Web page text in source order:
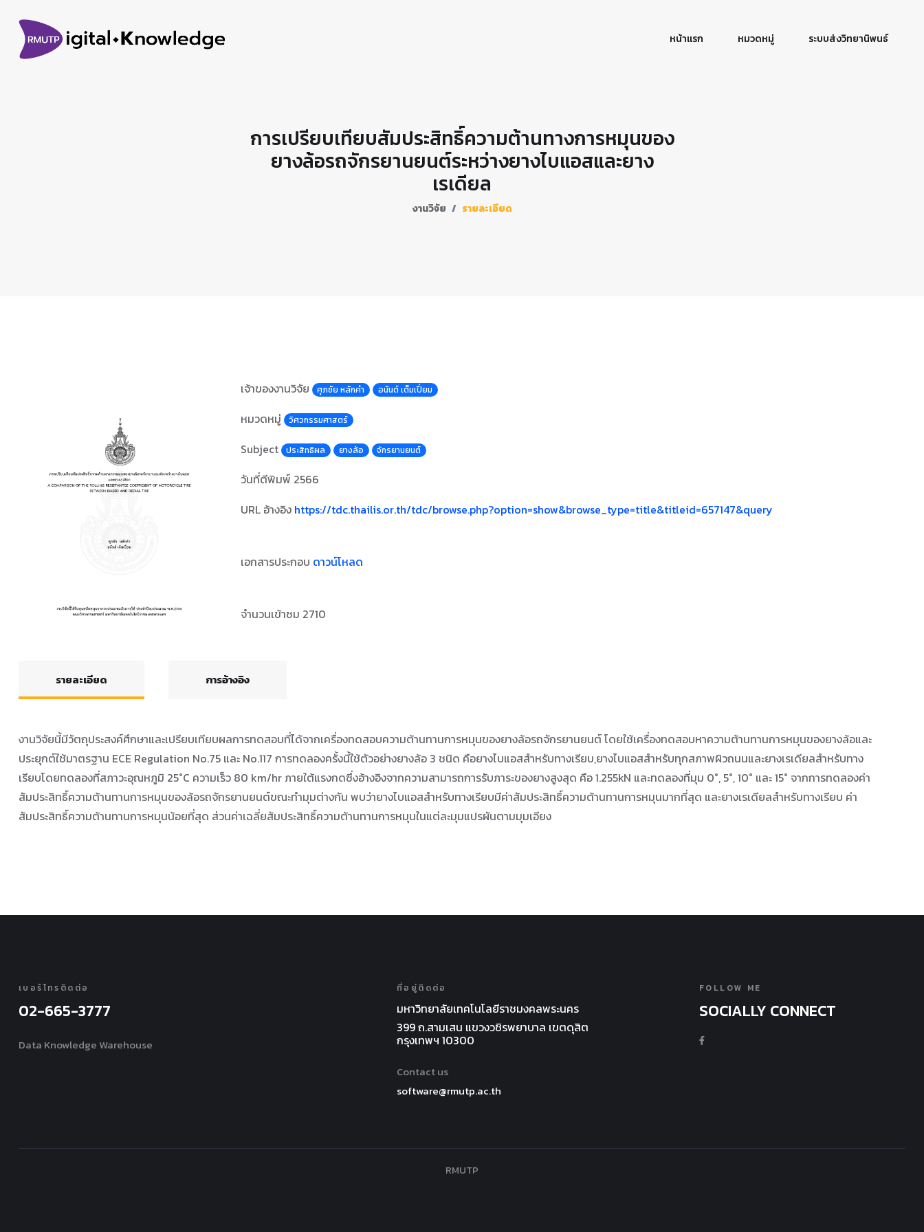
หน้าแรก หมวดหมู่ ระบบส่งวิทยานิพนธ์
การเปรียบเทียบสัมประสิทธิ์ความต้านทางการหมุนของ
ยางล้อรถจักรยานยนต์ระหว่างยางไบแอสและยาง
เรเดียล
งานวิจัย รายละเอียด
เจ้าของงานวิจัย ศุภชัย หลักคำ อนันต์ เต็มเปี่ยม
หมวดหมู่ วิศวกรรมศาสตร์
Subject ประสิทธิผล ยางล้อ จักรยานยนต์
วันที่ตีพิมพ์ 2566
URL อ้างอิง https://tdc.thailis.or.th/tdc/browse.php?option=show&browse_type=title&titleid=657147&query
เอกสารประกอบ ดาวน์โหลด
จำนวนเข้าชม 2710
รายละเอียด การอ้างอิง
งานวิจัยนี้มีวัตถุประสงค์ศึกษาและเปรียบเทียบผลการทดสอบที่ได้จากเครื่องทดสอบความต้านทานการหมุนของยางล้อรถจักรยานยนต์ โดยใช้เครื่องทดสอบหาความต้านทานการหมุนของยางล้อและ
ประยุกต์ใช้มาตรฐาน ECE Regulation No.75 และ No.117 การทดลองครั้งนี้ใช้ตัวอย่างยางล้อ 3 ชนิด คือยางไบแอสสำหรับทางเรียบ,ยางไบแอสสำหรับทุกสภาพผิวถนนและยางเรเดียลสำหรับทาง
เรียบโดยทดลองที่สภาวะอุณหภูมิ 25°C ความเร็ว 80 km/hr ภายใต้แรงกดซึ่งอ้างอิงจากความสามารถการรับภาระของยางสูงสุด คือ 1.255kN และทดลองที่มุม 0°, 5°, 10° และ 15° จากการทดลองค่า
สัมประสิทธิ์ความต้านทานการหมุนของล้อรถจักรยานยนต์ขณะทำมุมต่างกัน พบว่ายางไบแอสสำหรับทางเรียบมีค่าสัมประสิทธิ์ความต้านทานการหมุนมากที่สุด และยางเรเดียลสำหรับทางเรียบ ค่า
สัมประสิทธิ์ความต้านทานการหมุนน้อยที่สุด ส่วนค่าเฉลี่ยสัมประสิทธิ์ความต้านทานการหมุนในแต่ละมุมแปรผันตามมุมเอียง
เบอร์โทรติดต่อ
02-665-3777
Data Knowledge Warehouse
ที่อยู่ติดต่อ
มหาวิทยาลัยเทคโนโลยีราชมงคลพระนคร
399 ถ.สามเสน แขวงวชิรพยาบาล เขตดุสิต
กรุงเทพฯ 10300
Contact us
software@rmutp.ac.th
FOLLOW ME
SOCIALLY CONNECT
RMUTP